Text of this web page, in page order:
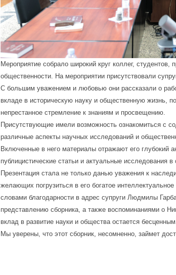
Мероприятие собрало широкий круг коллег, студентов,
общественности. На мероприятии присутствовали
С большим уважением и любовью они рассказали о
вкладе в историческую науку и общественную жизнь,
непрестанное стремление к знаниям и просвещению.
Присутствующие имели возможность ознакомиться с
различные аспекты научных исследований и
Включенные в него материалы отражают его глубокий
публицистические статьи и актуальные исследования в
Презентация стала не только данью уважения к
желающих погрузиться в его богатое
словами благодарности в адрес супруги Людмилы
представлению сборника, а также воспоминаниями о
вклад в развитие науки и общества остается бесценным.
Мы уверены, что этот сборник, несомненно, займет